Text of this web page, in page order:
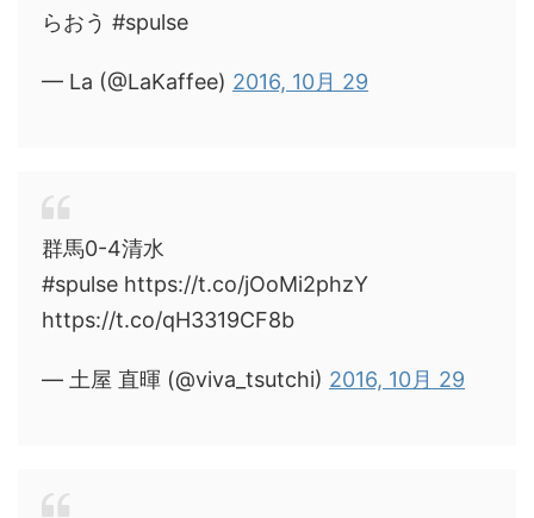
らおう #spulse
— La (@LaKaffee) 2016, 10月 29
群馬0-4清水
#spulse https://t.co/jOoMi2phzY
https://t.co/qH3319CF8b
— 土屋 直暉 (@viva_tsutchi) 2016, 10月 29